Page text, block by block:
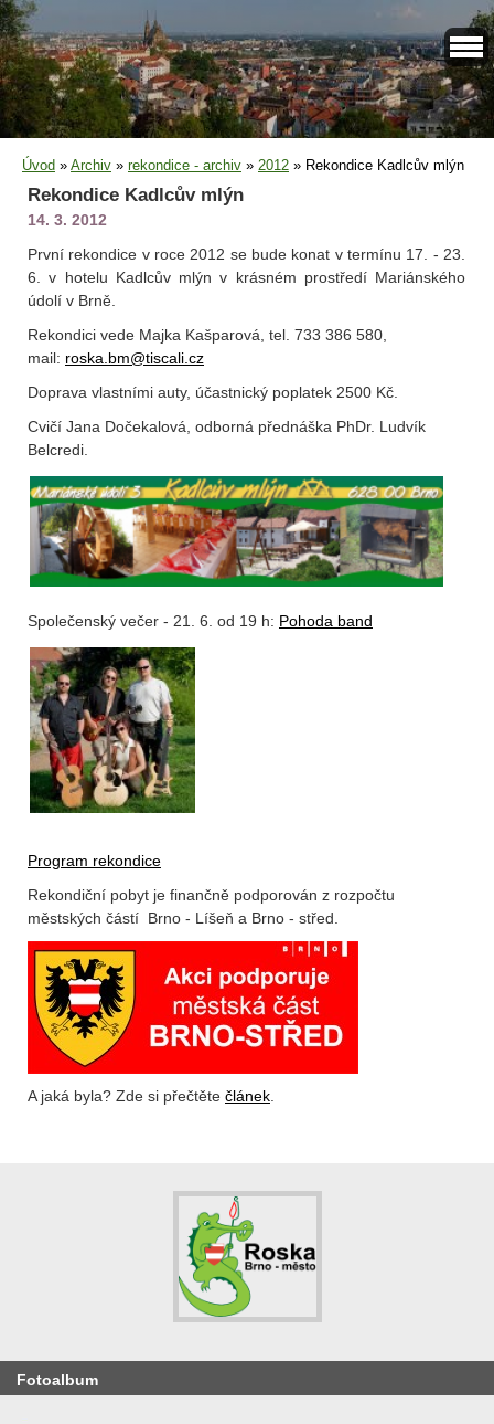
Úvod » Archiv » rekondice - archiv » 2012 » Rekondice Kadlcův mlýn
Rekondice Kadlcův mlýn
14. 3. 2012
První rekondice v roce 2012 se bude konat v termínu 17. - 23.
6. v hotelu Kadlcův mlýn v krásném prostředí Mariánského
údolí v Brně.
Rekondici vede Majka Kašparová, tel. 733 386 580,
mail: roska.bm@tiscali.cz
Doprava vlastními auty, účastnický poplatek 2500 Kč.
Cvičí Jana Dočekalová, odborná přednáška PhDr. Ludvík
Belcredi.
Společenský večer - 21. 6. od 19 h: Pohoda band
Program rekondice
Rekondiční pobyt je finančně podporován z rozpočtu
městských částí Brno - Líšeň a Brno - střed.
A jaká byla? Zde si přečtěte článek
Fotoalbum